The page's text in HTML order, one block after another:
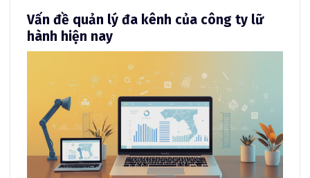
Vấn đề quản lý đa kênh của công ty lữ
hành hiện nay